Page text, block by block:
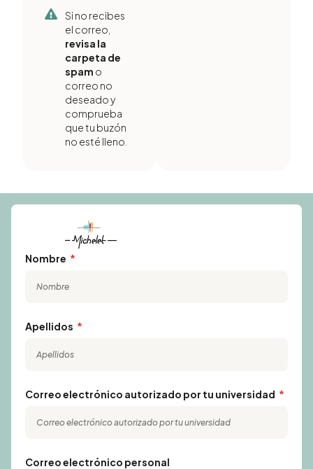
Si no recibes
el correo,
revisa la
carpeta de
spam o
correo no
deseado y
comprueba
que tu buzón
no esté lleno.
Nombre
Apellidos
Correo electrónico autorizado por tu universidad
Correo electrónico personal